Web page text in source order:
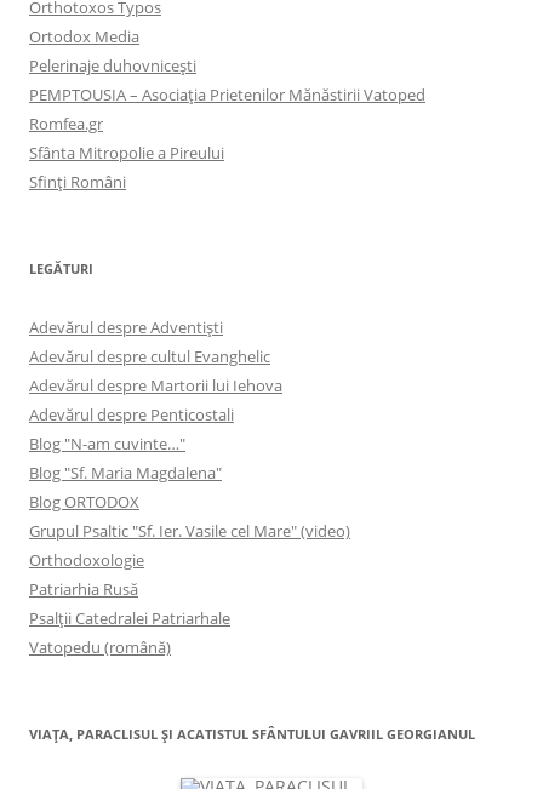
Orthotoxos Typos
Ortodox Media
Pelerinaje duhovnicești
PEMPTOUSIA – Asociația Prietenilor Mănăstirii Vatoped
Romfea.gr
Sfânta Mitropolie a Pireului
Sfinţi Români
LEGĂTURI
Adevărul despre Adventişti
Adevărul despre cultul Evanghelic
Adevărul despre Martorii lui Iehova
Adevărul despre Penticostali
Blog "N-am cuvinte…"
Blog "Sf. Maria Magdalena"
Blog ORTODOX
Grupul Psaltic "Sf. Ier. Vasile cel Mare" (video)
Orthodoxologie
Patriarhia Rusă
Psalţii Catedralei Patriarhale
Vatopedu (română)
VIAŢA, PARACLISUL ŞI ACATISTUL SFÂNTULUI GAVRIIL GEORGIANUL